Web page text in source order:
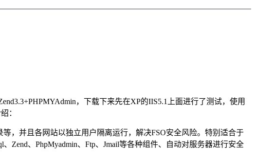
，下载下来先在XP的IIS5.1上面进行了测试，使用
：
，并且各网站以独立用户隔离运行，解决FSO安全风险。特别适合于
Zend、PhpMyadmin、Ftp、Jmail等各种组件、自动对服务器进行安全